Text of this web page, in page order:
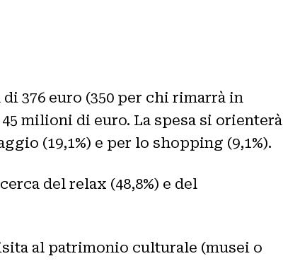
376 euro (350 per chi rimarrà in
milioni di euro. La spesa si orienterà
(19,1%) e per lo shopping (9,1%).
del relax (48,8%) e del
al patrimonio culturale (musei o